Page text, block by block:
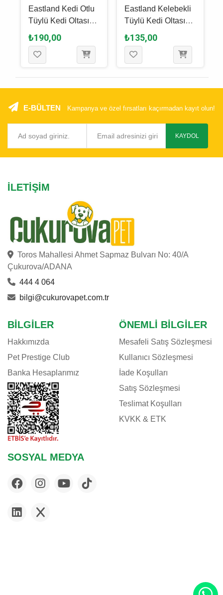
Eastland Kedi Otlu
Tüylü Kedi Oltası
40 Cm
₺190,00
Eastland Kelebekli
Tüylü Kedi Oltası
26.5 Cm
₺135,00
E-BÜLTEN Kampanya ve özel fırsatları kaçırmadan kayıt olun!
KAYDOL
İLETIŞIM
Toros Mahallesi Ahmet Sapmaz Bulvarı No: 40/A
Çukurova/ADANA
444 4 064
bilgi@cukurovapet.com.tr
BILGILER
Hakkımızda
Pet Prestige Club
Banka Hesaplarımız
ÖNEMLI BILGILER
Mesafeli Satış Sözleşmesi
Kullanıcı Sözleşmesi
İade Koşulları
Satış Sözleşmesi
Teslimat Koşulları
KVKK & ETK
SOSYAL MEDYA